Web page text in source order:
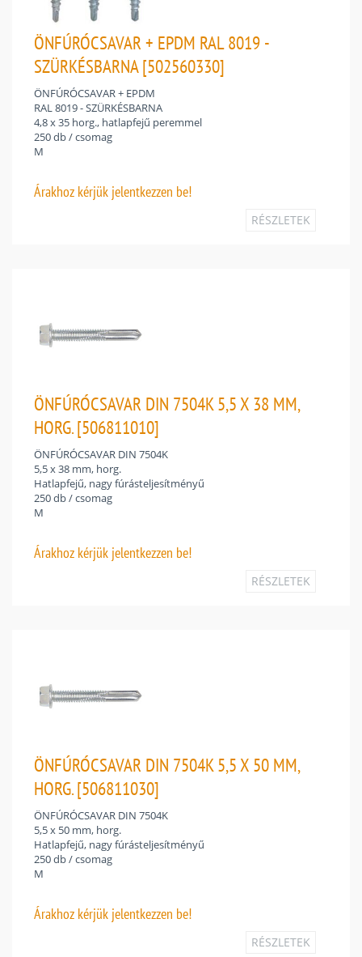
ÖNFÚRÓCSAVAR + EPDM RAL 8019 -
SZÜRKÉSBARNA [502560330]
ÖNFÚRÓCSAVAR + EPDM
RAL 8019 - SZÜRKÉSBARNA
4,8 x 35 horg., hatlapfejű peremmel
250 db / csomag
M
Árakhoz kérjük jelentkezzen be!
RÉSZLETEK
ÖNFÚRÓCSAVAR DIN 7504K 5,5 X 38 MM,
HORG. [506811010]
ÖNFÚRÓCSAVAR DIN 7504K
5,5 x 38 mm, horg.
Hatlapfejű, nagy fúrásteljesítményű
250 db / csomag
M
Árakhoz kérjük jelentkezzen be!
RÉSZLETEK
ÖNFÚRÓCSAVAR DIN 7504K 5,5 X 50 MM,
HORG. [506811030]
ÖNFÚRÓCSAVAR DIN 7504K
5,5 x 50 mm, horg.
Hatlapfejű, nagy fúrásteljesítményű
250 db / csomag
M
Árakhoz kérjük jelentkezzen be!
RÉSZLETEK